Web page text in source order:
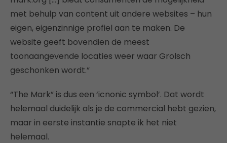
met behulp van content uit andere websites – hun
eigen, eigenzinnige profiel aan te maken. De
website geeft bovendien de meest
toonaangevende locaties weer waar Grolsch
geschonken wordt.”
“The Mark” is dus een ‘icnonic symbol’. Dat wordt
helemaal duidelijk als je de commercial hebt gezien,
maar in eerste instantie snapte ik het niet
helemaal.